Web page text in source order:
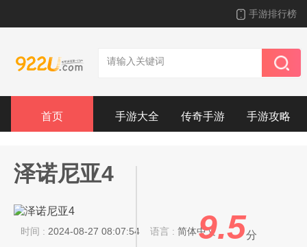
手游排行榜
首页 手游大全 传奇手游 手游攻略
泽诺尼亚4
时间 : 2024-08-27 08:07:54 语言 :简体中文9.5分